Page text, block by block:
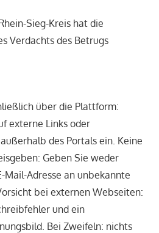
Sieg-Kreis hat die
Verdachts des Betrugs
über die Plattform:
externe Links oder
des Portals ein. Keine
Geben Sie weder
Mail-Adresse an unbekannte
bei externen Webseiten:
und ein
Bei Zweifeln: nichts